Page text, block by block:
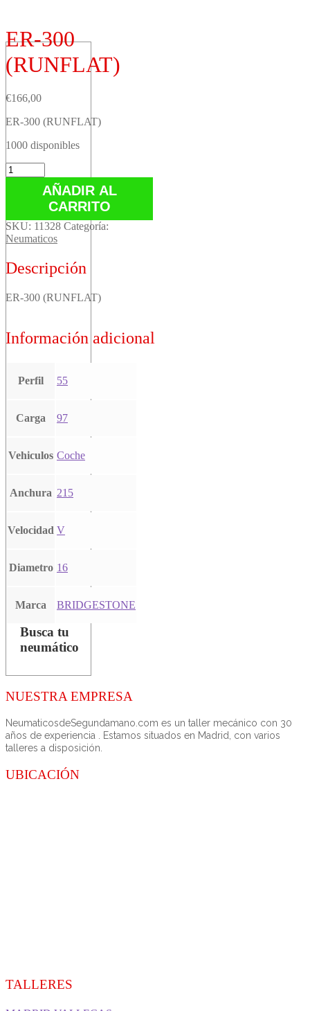
ER-300
(RUNFLAT)
€166,00
ER-300 (RUNFLAT)
1000 disponibles
ER-
300
(RUNFLAT)AÑADIR AL
CARRITO
SKU: 11328 Categoría:
Neumaticos
Descripción
ER-300 (RUNFLAT)
Información adicional
Perfil 55
Carga 97
Vehiculos Coche
Anchura 215
Velocidad V
Diametro 16
Marca BRIDGESTONE
Busca tu
neumático
NUESTRA EMPRESA
NeumaticosdeSegundamano.com es un taller mecánico con 30
años de experiencia . Estamos situados en Madrid, con varios
talleres a disposición.
UBICACIÓN
TALLERES